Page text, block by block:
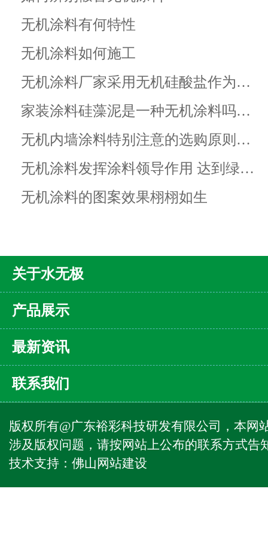
无机涂料有何特性
无机涂料如何施工
无机涂料厂家采用无机硅酸盐作为…
家装涂料硅藻泥是一种无机涂料吗…
无机内墙涂料特别注意的选购原则…
无机涂料发挥涂料领导作用 达到绿…
无机涂料的图案效果栩栩如生
关于水无极
产品展示
最新资讯
联系我们
版权所有@广东裕彩科技研发有限公司，本网
涉及版权问题，请按网站上公布的联系方式告
技术支持： 佛山网站建设